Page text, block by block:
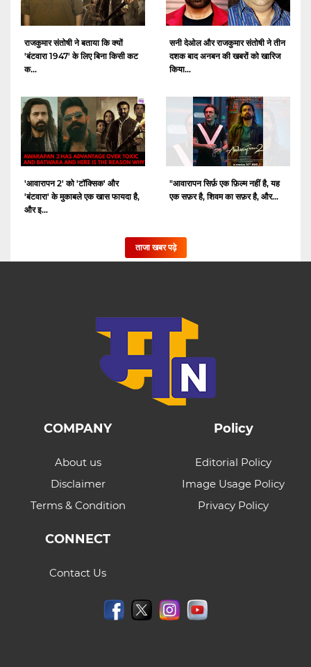
राजकुमार संतोषी ने बताया कि क्यों
'बंटवारा 1947' के लिए बिना किसी कट
क...
सनी देओल और राजकुमार संतोषी ने तीन
दशक बाद अनबन की खबरों को खारिज
किया...
'आवारापन 2' को 'टॉक्सिक' और
'बंटवारा' के मुकाबले एक खास फायदा है,
और इ...
"आवारापन सिर्फ़ एक फ़िल्म नहीं है, यह
एक सफ़र है, शिवम का सफ़र है, और...
ताजा खबर पढ़े
COMPANY
About us
Disclaimer
Terms & Condition
Policy
Editorial Policy
Image Usage Policy
Privacy Policy
CONNECT
Contact Us